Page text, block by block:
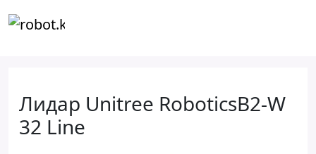
Лидар Unitree RoboticsB2-W
32 Line